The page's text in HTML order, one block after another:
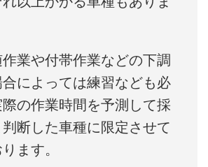
業や付帯作業などの下調
によっては練習なども必
の作業時間を予測して採
断した車種に限定させて
ます。